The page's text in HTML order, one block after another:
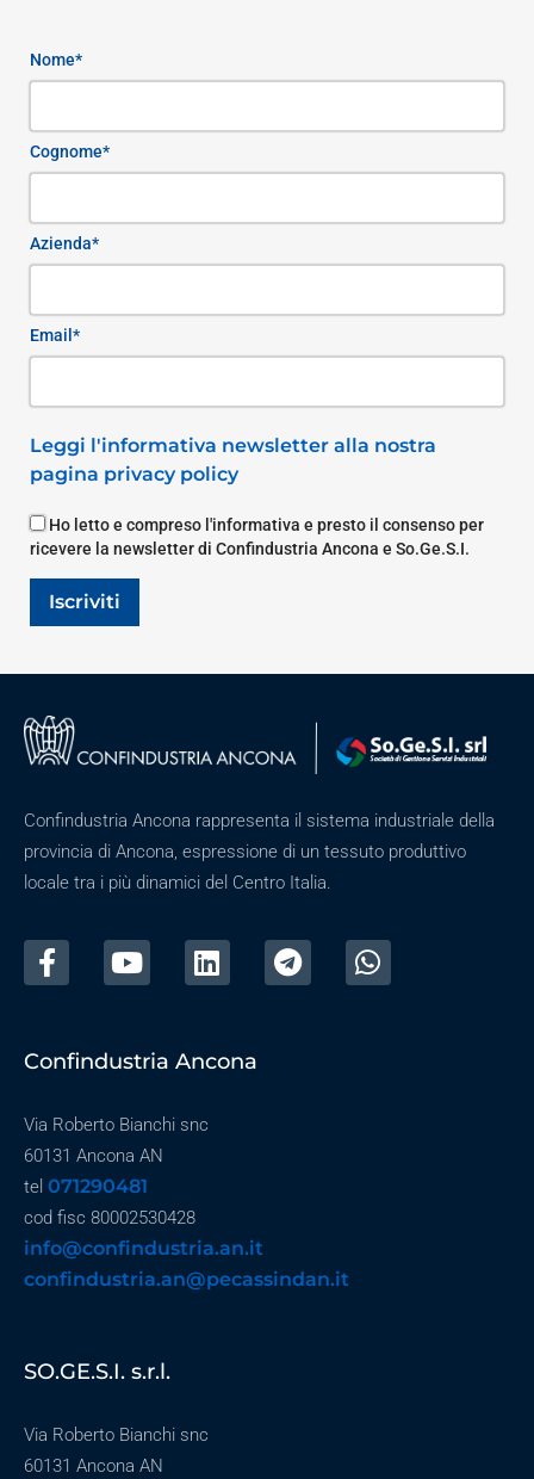
Nome*
Cognome*
Azienda*
Email*
Leggi l'informativa newsletter alla nostra
pagina privacy policy
Ho letto e compreso l'informativa e presto il consenso per
ricevere la newsletter di Confindustria Ancona e So.Ge.S.I.
Iscriviti
Confindustria Ancona rappresenta il sistema industriale della
provincia di Ancona, espressione di un tessuto produttivo
locale tra i più dinamici del Centro Italia.
Confindustria Ancona
Via Roberto Bianchi snc
60131 Ancona AN
tel 071290481
cod fisc 80002530428
info@confindustria.an.it
confindustria.an@pecassindan.it
SO.GE.S.I. s.r.l.
Via Roberto Bianchi snc
60131 Ancona AN